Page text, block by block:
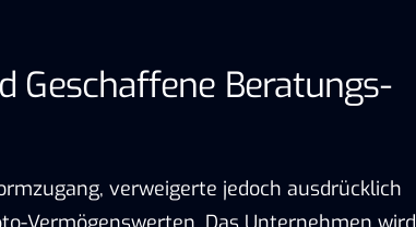
Geschaffene Beratungs-
verweigerte jedoch ausdrücklich